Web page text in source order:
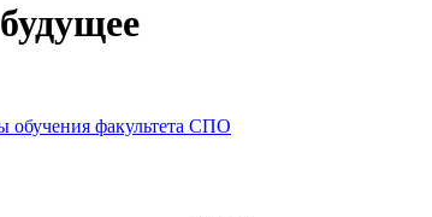
обучения факультета СПО